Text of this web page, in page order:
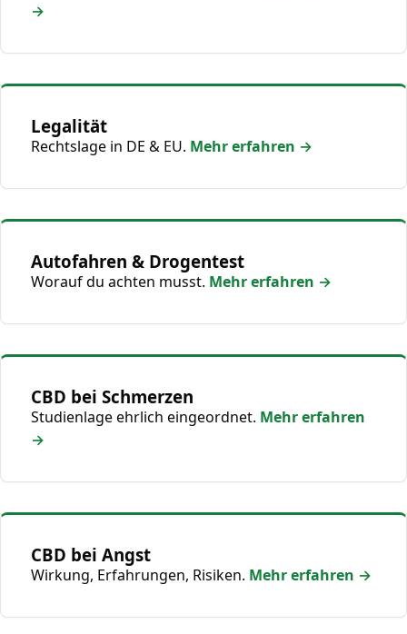
→
Legalität
Rechtslage in DE & EU. Mehr erfahren →
Autofahren & Drogentest
Worauf du achten musst. Mehr erfahren →
CBD bei Schmerzen
Studienlage ehrlich eingeordnet. Mehr erfahren
→
CBD bei Angst
Wirkung, Erfahrungen, Risiken. Mehr erfahren →